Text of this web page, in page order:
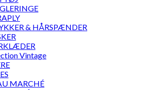
& HÅRSPÆNDER
Vintage
MARCHÉ